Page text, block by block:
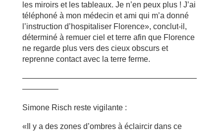
les miroirs et les tableaux. Je n’en peux plus ! J’ai
téléphoné à mon médecin et ami qui m’a donné
l’instruction d’hospitaliser Florence», conclut-il,
déterminé à remuer ciel et terre afin que Florence
ne regarde plus vers des cieux obscurs et
reprenne contact avec la terre ferme.
——————————————————————
————–
Simone Risch reste vigilante :
«Il y a des zones d’ombres à éclaircir dans ce